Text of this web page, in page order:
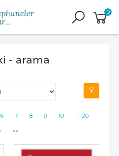
0
- arama
6 7 8 9 10 11-20
»»